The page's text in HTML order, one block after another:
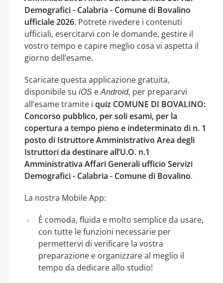
Demografici - Calabria - Comune di Bovalino
ufficiale 2026. Potrete rivedere i contenuti
ufficiali, esercitarvi con le domande, gestire il
vostro tempo e capire meglio cosa vi aspetta il
giorno dell’esame.
Scaricate questa applicazione gratuita,
disponibile su iOS eAndroid, per prepararvi
all’esame tramite i quiz COMUNE DI BOVALINO:
Concorso pubblico, per soli esami, per la
copertura a tempo pieno e indeterminato di n. 1
posto di Istruttore Amministrativo Area degli
Istruttori da destinare all’U.O. n.1
Amministrativa Affari Generali ufficio Servizi
Demografici - Calabria - Comune di Bovalino.
La nostra Mobile App:
È comoda, fluida e molto semplice da usare,
con tutte le funzioni necessarie per
permettervi di verificare la vostra
preparazione e organizzare al meglio il
tempo da dedicare allo studio!